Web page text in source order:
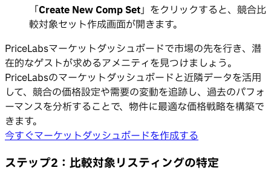
「Create New Comp Set」をクリックすると、競合比
較対象セット作成画面が開きます。
PriceLabsマーケットダッシュボードで市場の先を行き、潜
在的なゲストが求めるアメニティを見つけましょう。
PriceLabsのマーケットダッシュボードと近隣データを活用
して、競合の価格設定や需要の変動を追跡し、過去のパフォ
ーマンスを分析することで、物件に最適な価格戦略を構築で
きます。
今すぐマーケットダッシュボードを作成する
ステップ2：比較対象リスティングの特定